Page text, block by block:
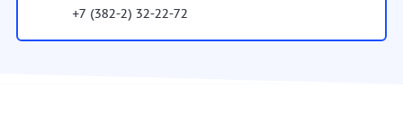
+7 (382-2) 32-22-72